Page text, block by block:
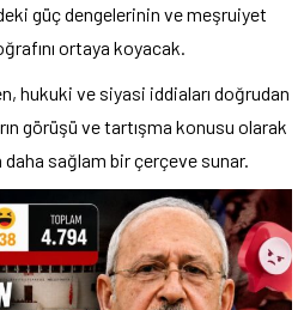
güç dengelerinin ve meşruiyet
ortaya koyacak.
hukuki ve siyasi iddiaları doğrudan
görüşü ve tartışma konusu olarak
daha sağlam bir çerçeve sunar.